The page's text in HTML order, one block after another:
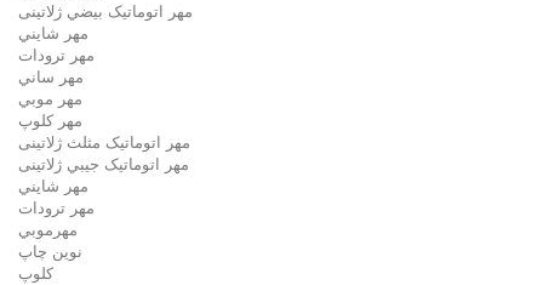
مهر اتوماتیک بيضي ژلاتینی
مهر شايني
مهر ترودات
مهر ساني
مهر موبي
مهر كلوپ
مهر اتوماتیک مثلث ژلاتینی
مهر اتوماتیک جيبي ژلاتینی
مهر شايني
مهر ترودات
مهرموبي
نوين چاپ
کلوپ